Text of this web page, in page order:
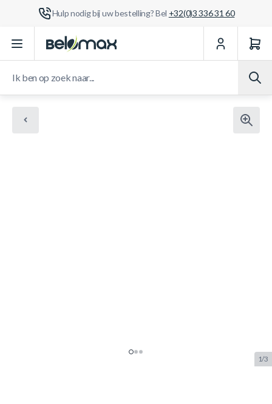
Hulp nodig bij uw bestelling? Bel +32(0)3 336 31 60
Ga naar de inhoud
1/3